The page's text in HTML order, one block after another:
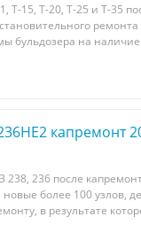
Т-15, Т-20, Т-25 и Т-35
бульдозера на
капремонт
238, 236 после
более 100 узлов,
в результате